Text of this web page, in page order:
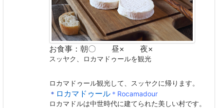
お食事：朝〇 昼× 夜×
スッヤク、ロカマドゥールを観光
ロカマドゥール観光して、スッヤクに帰ります。
＊ ロカマドゥール ＊Rocamadour
ロカマドルは中世時代に建てられた美しい村です。